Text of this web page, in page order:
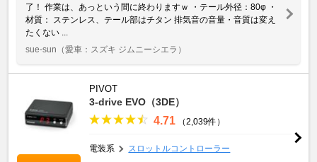
了！ 作業は、あっという間に終わりますｗ ・テール外径：80φ ・
材質： ステンレス、テール部はチタン 排気音の音量・音質は変え
たくない ...
sue-sun （愛車：スズキ ジムニーシエラ）
PIVOT
3-drive EVO（3DE）
4.71 （2,039件）
電装系 スロットルコントローラー